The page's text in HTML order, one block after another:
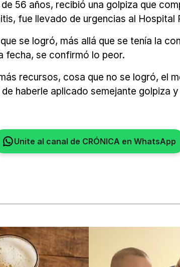
56 años, recibió una golpiza que
fue llevado de urgencias al Hospital
se logró, más allá que se tenía la
fecha, se confirmó lo peor.
recursos, cosa que no se logró, el
haberle aplicado semejante golpiza
Unite al canal de CRÓNICA en WhatsApp